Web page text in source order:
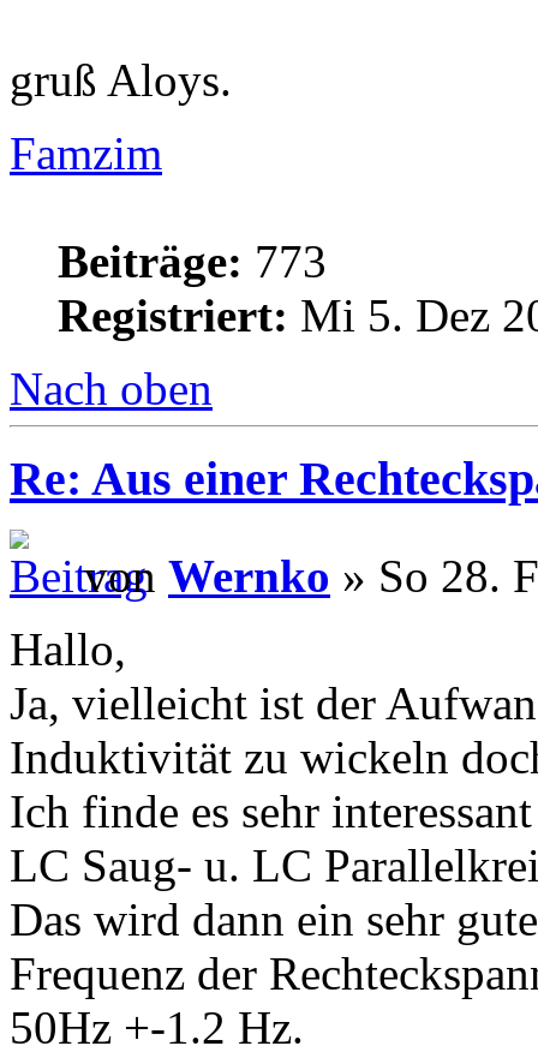
gruß Aloys.
Famzim
Beiträge: 773
Registriert: Mi 5. Dez
Nach oben
Re: Aus einer
von Wernko » So 28.
Hallo,
Ja, vielleicht ist der
Induktivität zu wickeln
Ich finde es sehr
LC Saug- u. LC
Das wird dann ein sehr
Frequenz der
50Hz +-1.2 Hz.